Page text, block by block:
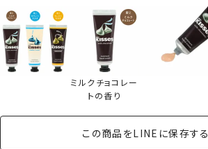
ミルクチョコレー
トの香り
この商品をLINEに保存する